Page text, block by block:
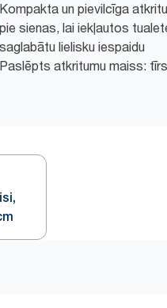
Kompakta un pievilcīga
pie sienas, lai iekļautos
saglabātu lielisku iespaidu
Paslēpts atkritumu maiss: